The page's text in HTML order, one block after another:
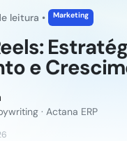
leitura • Marketing
e
· Actana ERP